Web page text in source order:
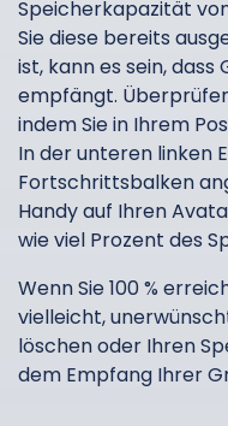
Speicherkapazität
Sie diese bereits
ist, kann es sein,
empfängt.
indem Sie in Ihrem
In der unteren linken
Fortschrittsbalken
Handy auf Ihren
wie viel Prozent des
Wenn Sie 100 %
vielleicht,
löschen oder Ihren
dem Empfang Ihrer